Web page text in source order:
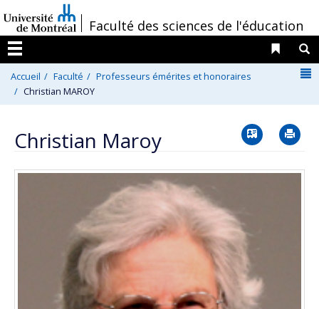
au
contenu
/Faculté des sciences de l'éducation
Menu
Liens
Accueil Faculté
Professeurs émérites et honoraires
Christian MAROY
Christian Maroy Vcard